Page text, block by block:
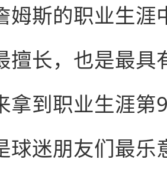
姆斯的职业生
擅长，也是最
拿到职业生涯
球迷朋友们最乐